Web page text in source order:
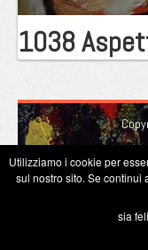
1038
Utilizziamo i cookie per
sul nostro sito. Se continui
sia